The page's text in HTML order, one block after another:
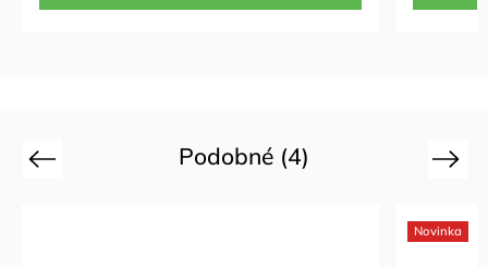
Podobné (4)
Previous
Novinka
Next